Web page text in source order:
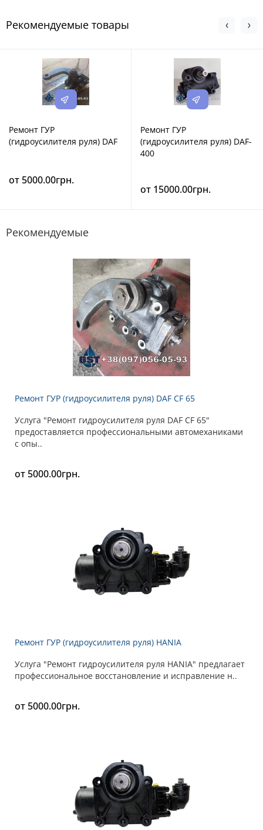
Рекомендуемые товары
Ремонт ГУР
(гидроусилителя руля) DAF
от 5000.00грн.
Ремонт ГУР
(гидроусилителя руля) DAF-
400
от 15000.00грн.
Рекомендуемые
Ремонт ГУР (гидроусилителя руля) DAF CF 65
Услуга "Ремонт гидроусилителя руля DAF CF 65"
предоставляется профессиональными автомеханиками
с опы..
от 5000.00грн.
Ремонт ГУР (гидроусилителя руля) HANIA
Услуга "Ремонт гидроусилителя руля HANIA" предлагает
профессиональное восстановление и исправление н..
от 5000.00грн.